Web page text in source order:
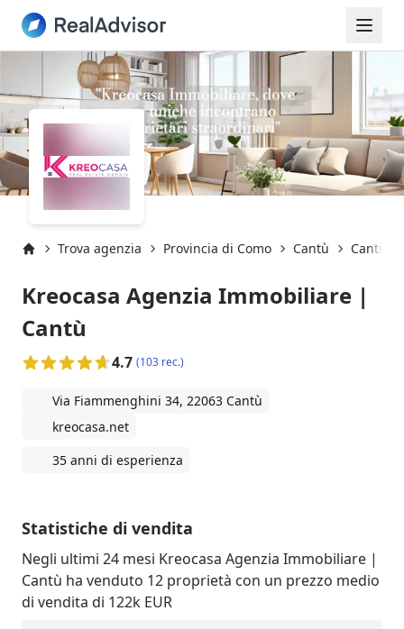
Trova agenzia Provincia di Como Cantù Cantù
Kreocasa Agenzia Immobiliare |
Cantù
4.7 (103 rec.)
Via Fiammenghini 34, 22063 Cantù
kreocasa.net
35 anni di esperienza
Statistiche di vendita
Negli ultimi 24 mesi Kreocasa Agenzia Immobiliare |
Cantù ha venduto 12 proprietà con un prezzo medio
di vendita di 122k EUR